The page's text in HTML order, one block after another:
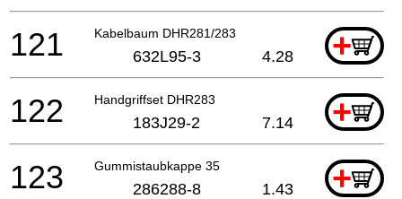
Kabelbaum DHR281/283 +
121 632L95-3 4.28
Handgriffset DHR283 +
122 183J29-2 7.14
Gummistaubkappe 35 +
123 286288-8 1.43